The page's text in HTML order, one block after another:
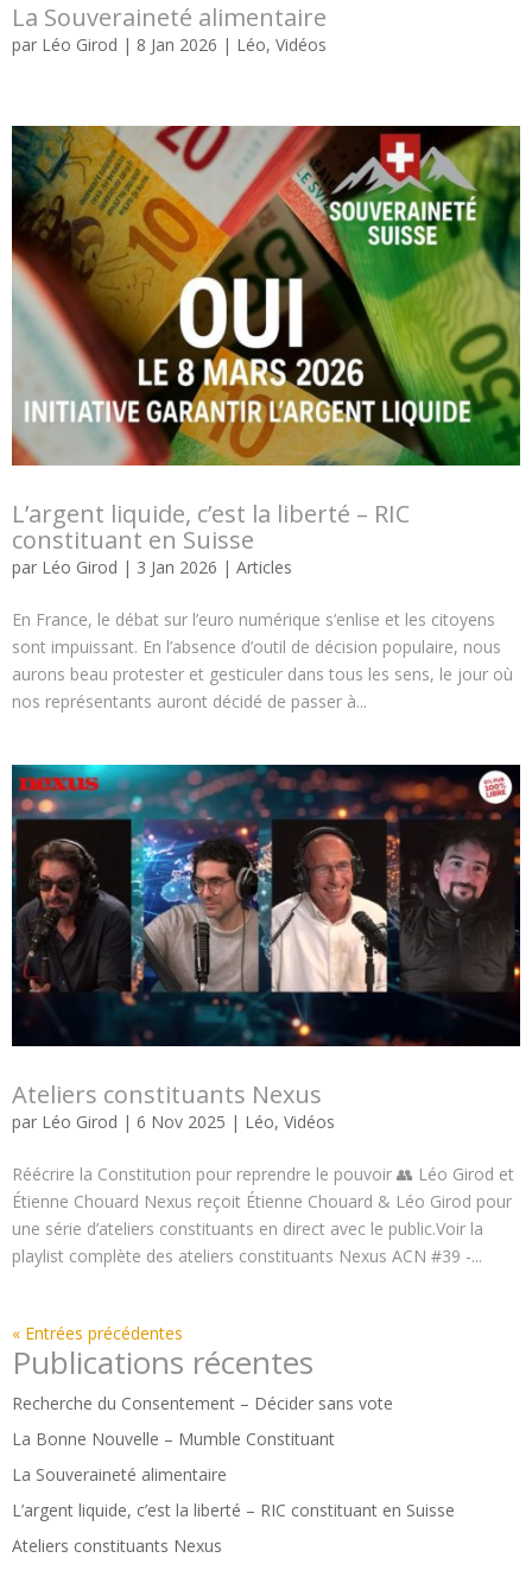
La Souveraineté alimentaire
par Léo Girod | 8 Jan 2026 | Léo, Vidéos
L’argent liquide, c’est la liberté – RIC
constituant en Suisse
par Léo Girod | 3 Jan 2026 | Articles
En France, le débat sur l’euro numérique s’enlise et les citoyens
sont impuissant. En l’absence d’outil de décision populaire, nous
aurons beau protester et gesticuler dans tous les sens, le jour où
nos représentants auront décidé de passer à...
Ateliers constituants Nexus
par Léo Girod | 6 Nov 2025 | Léo, Vidéos
Réécrire la Constitution pour reprendre le pouvoir 👥 Léo Girod et
Étienne Chouard Nexus reçoit Étienne Chouard & Léo Girod pour
une série d’ateliers constituants en direct avec le public.Voir la
playlist complète des ateliers constituants Nexus ACN #39 -...
« Entrées précédentes
Publications récentes
Recherche du Consentement – Décider sans vote
La Bonne Nouvelle – Mumble Constituant
La Souveraineté alimentaire
L’argent liquide, c’est la liberté – RIC constituant en Suisse
Ateliers constituants Nexus